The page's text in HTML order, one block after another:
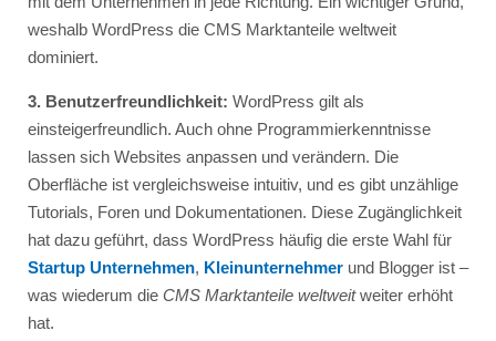
weshalb WordPress die CMS Marktanteile weltweit
dominiert.
3. Benutzerfreundlichkeit: WordPress gilt als
einsteigerfreundlich. Auch ohne Programmierkenntnisse
lassen sich Websites anpassen und verändern. Die
Oberfläche ist vergleichsweise intuitiv, und es gibt unzählige
Tutorials, Foren und Dokumentationen. Diese Zugänglichkeit
hat dazu geführt, dass WordPress häufig die erste Wahl für
Startup Unternehmen, Kleinunternehmerund Blogger ist –
was wiederum die CMS Marktanteile weltweitweiter erhöht
hat.